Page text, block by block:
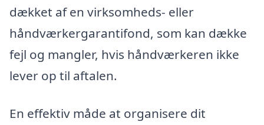
dækket af en virksomheds- eller
håndværkergarantifond, som kan dække
fejl og mangler, hvis håndværkeren ikke
lever op til aftalen.
En effektiv måde at organisere dit